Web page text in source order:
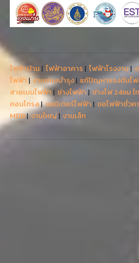
ไฟฟ้าบ้าน | ไฟฟ้าอาคาร | ไฟฟ้าโรงงาน|
ไฟฟ้า |งานซ่อมบำรุง| แก้ปัญหาแรงดันไ
สายเมนไฟฟ้า | ช่างไฟฟ้า | ช่างไฟ 24ชม ใ
คอนโทรล|ขอมิเตอร์ไฟฟ้า | ขอไฟฟ้าชั่วค
MDB|งานใหญ่| งานเล็ก